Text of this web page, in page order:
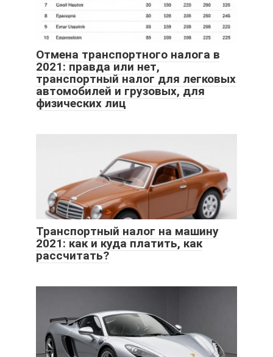
Отмена транспортного налога в
2021: правда или нет,
транспортный налог для легковых
автомобилей и грузовых, для
физических лиц
Транспортный налог на машину
2021: как и куда платить, как
рассчитать?